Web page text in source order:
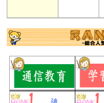
Z会